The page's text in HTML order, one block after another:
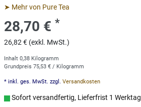
➤ Mehr von Pure Tea
28,70 € *
26,82 € (exkl. MwSt.)
Inhalt 0,38 Kilogramm
Grundpreis 75,53 € / Kilogramm
* inkl. ges. MwSt. zzgl. Versandkosten
Sofort versandfertig, Lieferfrist 1 Werktag